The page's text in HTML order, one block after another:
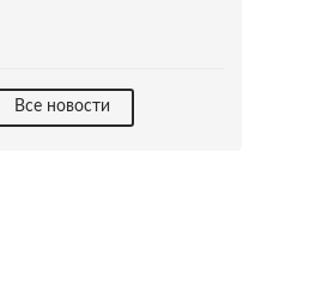
Все новости